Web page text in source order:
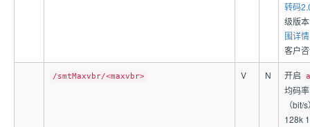
转码
级版
围详情
客户
/smtMaxvbr/<maxvbr> V N 开启
均码
（
128k